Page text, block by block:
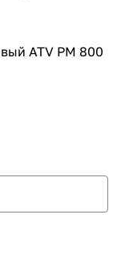
ATV РМ 800